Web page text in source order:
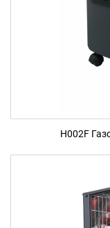
H002F